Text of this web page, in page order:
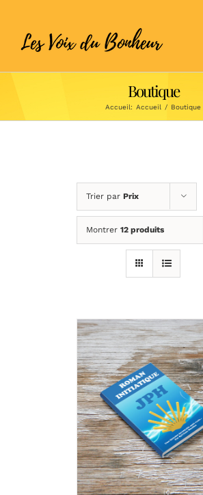
content
Boutique
Accueil: Accueil / Boutique
Trier par Prix
Montrer 12 produits
Note5.00
sur 5
AJOUTER AU PANIER
/
DÉTAILS